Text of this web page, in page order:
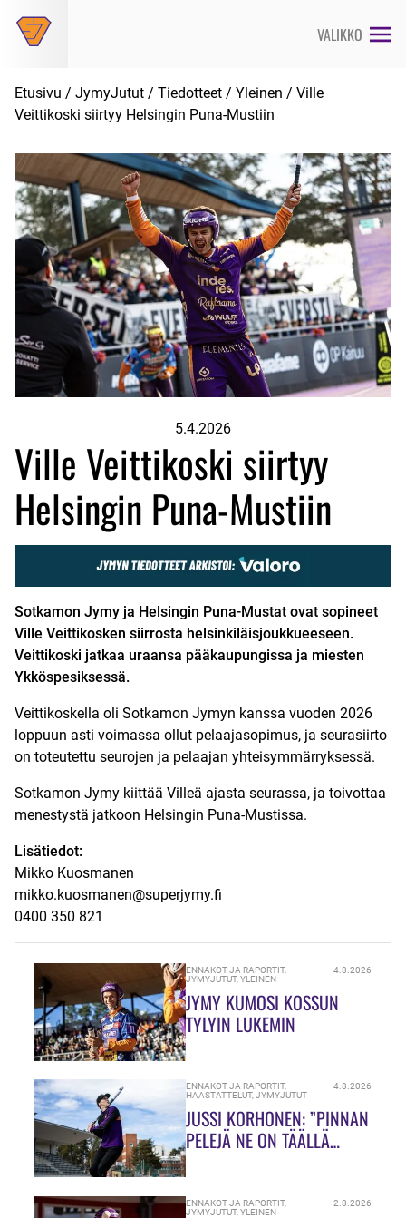
suoraan
VALIKKO
Etusivu / JymyJutut / Tiedotteet / Yleinen / Ville
Veittikoski siirtyy Helsingin Puna-Mustiin
5.4.2026
Ville Veittikoski siirtyy
Helsingin Puna-Mustiin
Sotkamon Jymy ja Helsingin Puna-Mustat ovat sopineet
Ville Veittikosken siirrosta helsinkiläisjoukkueeseen.
Veittikoski jatkaa uraansa pääkaupungissa ja miesten
Ykköspesiksessä.
Veittikoskella oli Sotkamon Jymyn kanssa vuoden 2026
loppuun asti voimassa ollut pelaajasopimus, ja seurasiirto
on toteutettu seurojen ja pelaajan yhteisymmärryksessä.
Sotkamon Jymy kiittää Villeä ajasta seurassa, ja toivottaa
menestystä jatkoon Helsingin Puna-Mustissa.
Lisätiedot:
Mikko Kuosmanen
mikko.kuosmanen@superjymy.fi
0400 350 821
ENNAKOT JA RAPORTIT,
JYMYJUTUT,YLEINEN
4.8.2026
JYMY KUMOSI KOSSUN
TYLYIN LUKEMIN
ENNAKOT JA RAPORTIT,
HAASTATTELUT,JYMYJUTUT
4.8.2026
JUSSI KORHONEN: ”PINNAN
PELEJÄ NE ON TÄÄLLÄ
ENNAKOT JA RAPORTIT,
JYMYJUTUT,YLEINEN
2.8.2026